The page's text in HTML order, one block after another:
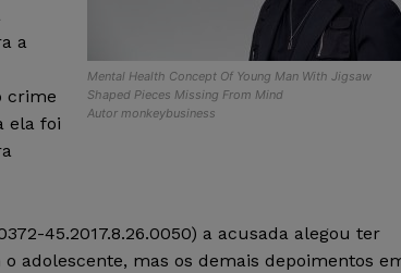
Mental Health Concept Of Young Man With Jigsaw
Shaped Pieces Missing From Mind
Autor monkeybusiness
a
crime
ela foi
45.2017.8.26.0050) a acusada alegou ter
adolescente, mas os demais depoimentos